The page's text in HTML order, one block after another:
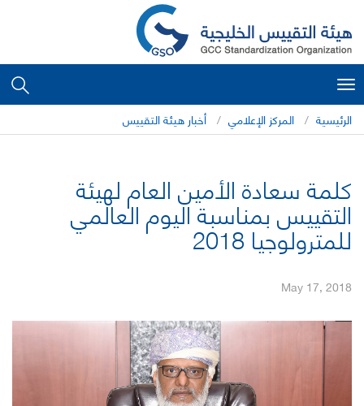
Toggle
navigation
الرئيسية المركز الإعلامي أخبار هيئة التقييس
كلمة سعادة الأمين العام لهيئة
التقييس بمناسبة اليوم العالمي
للمترولوجيا 2018
May 17, 2018